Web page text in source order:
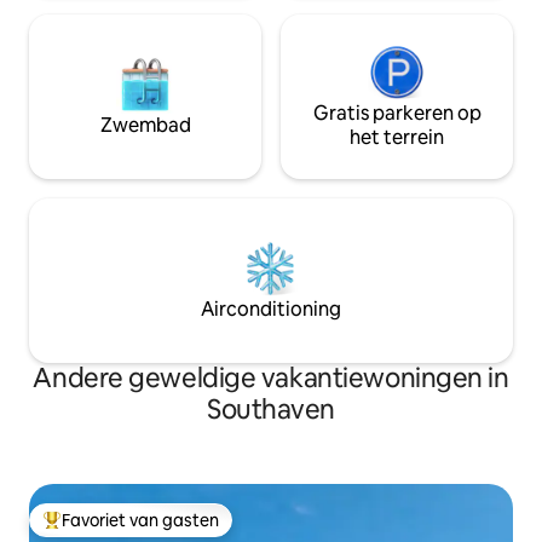
Zwembad
Gratis parkeren op
het terrein
Airconditioning
Andere geweldige vakantiewoningen in
Southaven
Topfavoriet van gasten
Favoriet van gasten